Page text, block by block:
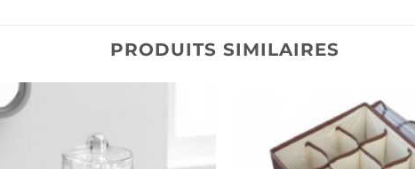
PRODUITS SIMILAIRES